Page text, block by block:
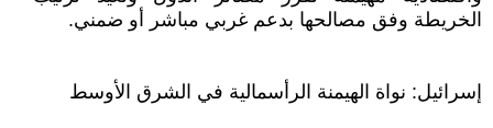
الخريطة وفق مصالحها بدعم غربي مباشر أو ضمني.
إسرائيل: نواة الهيمنة الرأسمالية في الشرق الأوسط